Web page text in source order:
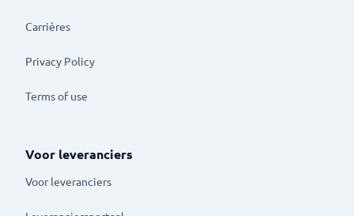
Carrières
Privacy Policy
Terms of use
Voor leveranciers
Voor leveranciers